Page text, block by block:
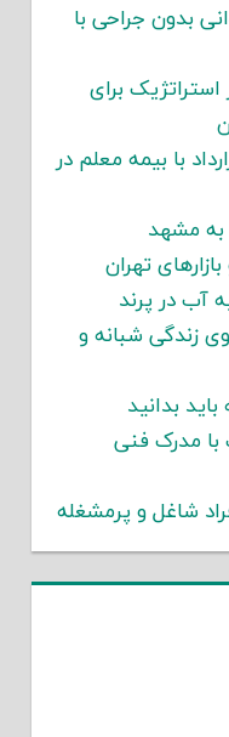
بدون جراحی با
استراتژیک برای
با بیمه معلم در
به مشهد
تهران
آب در پرند
زندگی شبانه و
بدانید
مدرک فنی
شاغل و پرمشغله